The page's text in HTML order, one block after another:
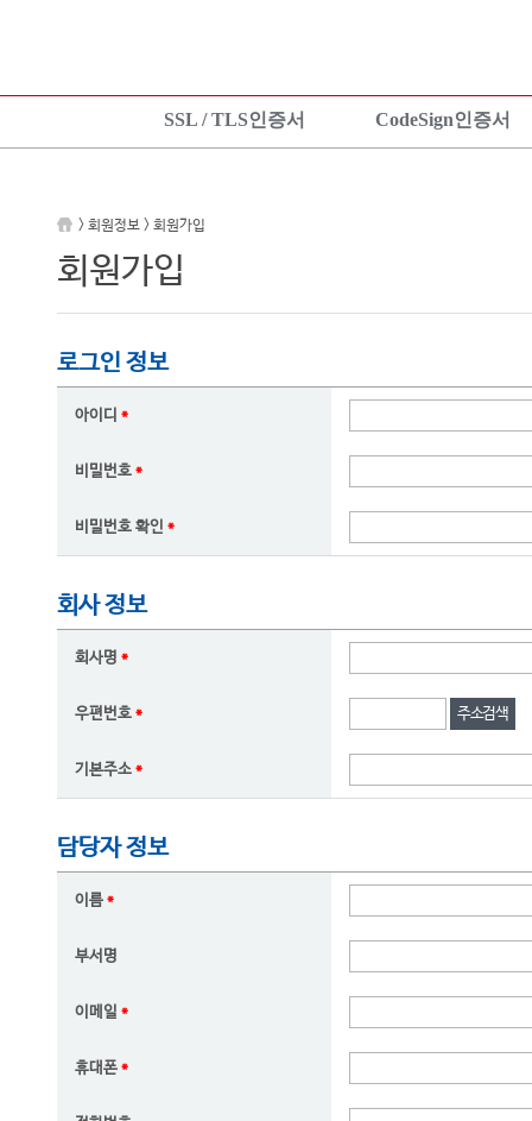
SSL / TLS인증서 CodeSign인증서
설치가이드
TEST 인증서 신청
설치가이드
> 회원정보 > 회원가입
회원가입
로그인 정보
아이디 *
비밀번호 *
비밀번호 확인 *
회사 정보
회사명 *
우편번호 * 주소검색
기본주소 *
담당자 정보
이름 *
부서명
이메일 *
휴대폰 *